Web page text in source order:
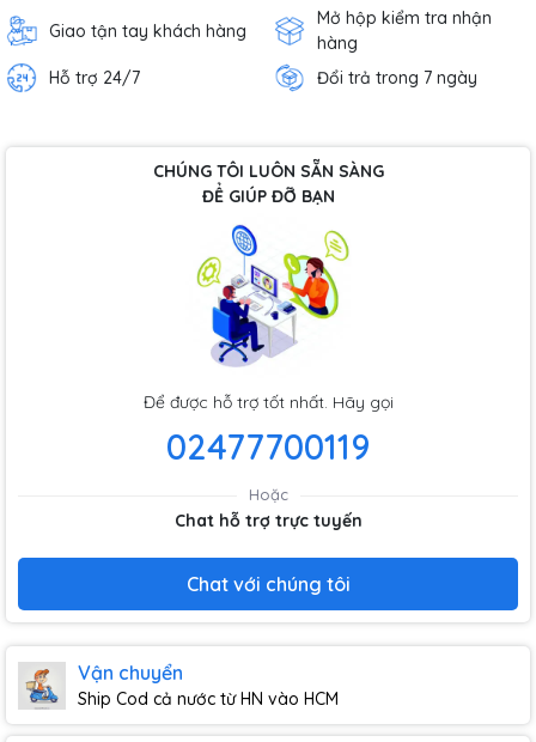
Giao tận tay khách hàng
Mở hộp kiểm tra nhận
hàng
Hỗ trợ 24/7
Đổi trả trong 7 ngày
CHÚNG TÔI LUÔN SẴN SÀNG
ĐỂ GIÚP ĐỠ BẠN
Để được hỗ trợ tốt nhất. Hãy gọi
02477700119
Hoặc
Chat hỗ trợ trực tuyến
Chat với chúng tôi
Vận chuyển
Ship Cod cả nước từ HN vào HCM